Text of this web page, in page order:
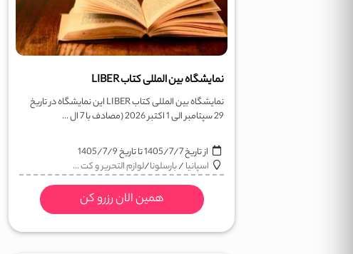
نمایشگاه بین المللی کتاب LIBER
نمایشگاه بین المللی کتاب LIBER این نمایشگاه در تاریخ
29 سپتامبر الی 1 اکتبر 2026 (مصادف با 7 ال ...
از تاریخ1405/7/7تا تاریخ1405/7/9
اسپانیا/بارسلونا/لوازم التحریر و کت ...
همین الان رزرو کن